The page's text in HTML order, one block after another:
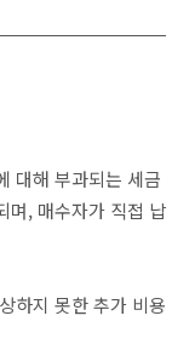
대해 부과되는 세금
며, 매수자가 직접 납
하지 못한 추가 비용